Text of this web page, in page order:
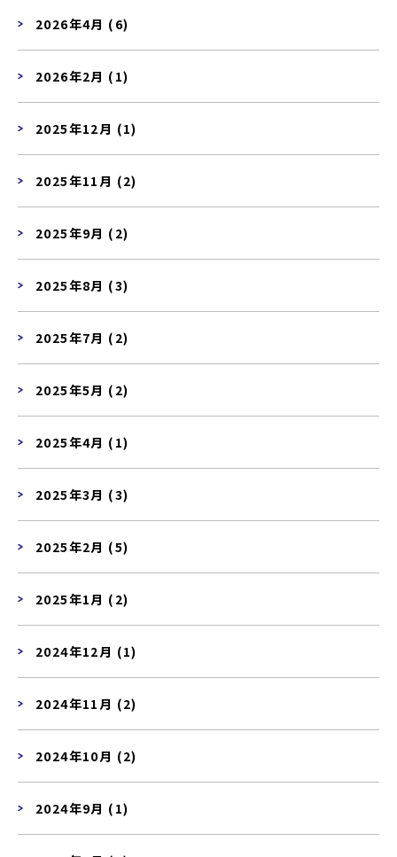
2026年4月 (6)
2026年2月 (1)
2025年12月 (1)
2025年11月 (2)
2025年9月 (2)
2025年8月 (3)
2025年7月 (2)
2025年5月 (2)
2025年4月 (1)
2025年3月 (3)
2025年2月 (5)
2025年1月 (2)
2024年12月 (1)
2024年11月 (2)
2024年10月 (2)
2024年9月 (1)